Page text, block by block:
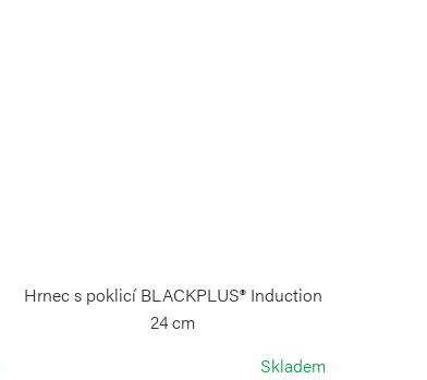
Hrnec s poklicí BLACKPLUS® Induction
24 cm
Skladem